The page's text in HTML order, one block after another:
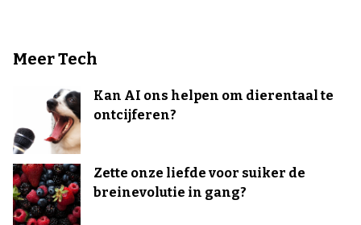
Meer Tech
Kan AI ons helpen om dierentaal te
ontcijferen?
Zette onze liefde voor suiker de
breinevolutie in gang?